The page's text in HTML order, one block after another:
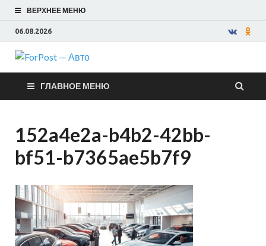
ВЕРХНЕЕ МЕНЮ
06.08.2026
ForPost —
Авто
ГЛАВНОЕ МЕНЮ
152a4e2a-b4b2-42bb-
bf51-b7365ae5b7f9